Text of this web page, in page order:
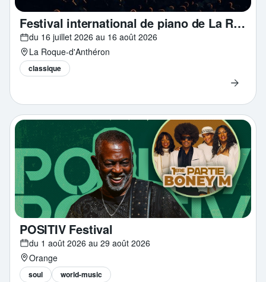
Festival international de piano de La Roque d'Anthéron
du 16 juillet 2026 au 16 août 2026
La Roque-d'Anthéron
classique
POSITIV Festival
du 1 août 2026 au 29 août 2026
Orange
soul world-music